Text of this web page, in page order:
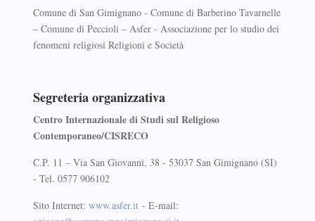
Comune di San Gimignano - Comune di Barberino Tavarnelle
– Comune di Peccioli – Asfer - Associazione per lo studio dei
fenomeni religiosi Religioni e Società
Segreteria organizzativa
Centro Internazionale di Studi sul Religioso
Contemporaneo/CISRECO
C.P. 11 – Via San Giovanni, 38 - 53037 San Gimignano (SI)
- Tel. 0577 906102
Sito Internet: www.asfer.it- E-mail: